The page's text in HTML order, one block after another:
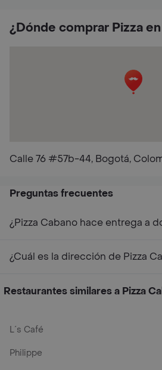
¿Dónde comprar Pizza
Calle 76 #57b-44, Bogotá,
Preguntas frecuentes
¿Pizza Cabano hace entrega a
¿Cuál es la dirección de Pizza
Restaurantes similares a Pizza
L´s Café
Philippe